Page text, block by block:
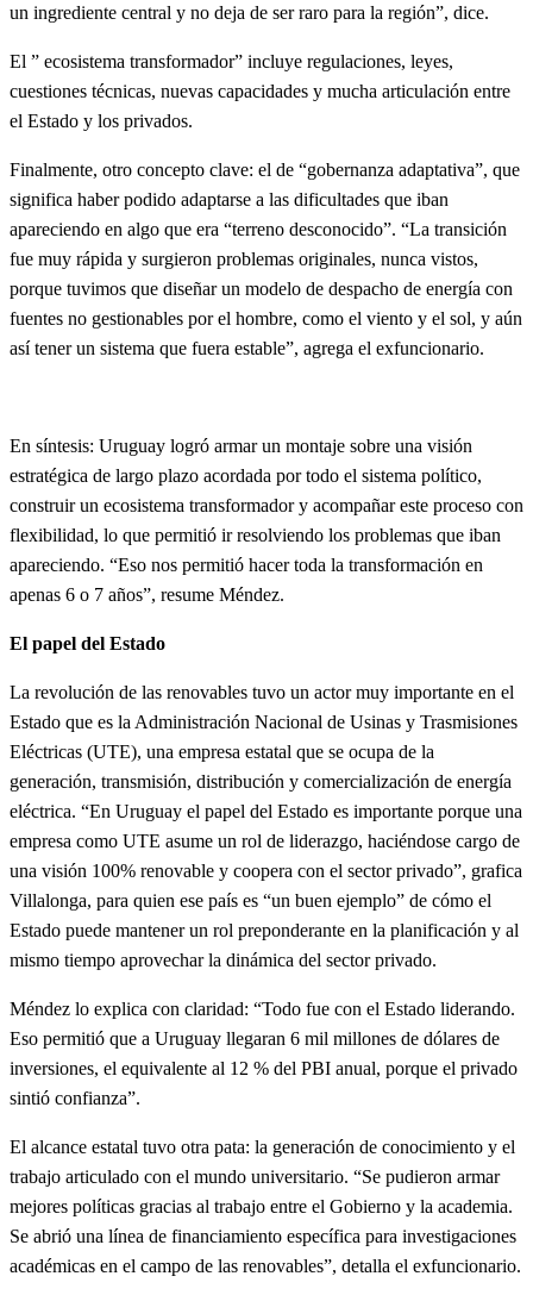
un ingrediente central y no deja de ser raro para la región”, dice.
El ” ecosistema transformador” incluye regulaciones, leyes,
cuestiones técnicas, nuevas capacidades y mucha articulación entre
el Estado y los privados.
Finalmente, otro concepto clave: el de “gobernanza adaptativa”, que
significa haber podido adaptarse a las dificultades que iban
apareciendo en algo que era “terreno desconocido”. “La transición
fue muy rápida y surgieron problemas originales, nunca vistos,
porque tuvimos que diseñar un modelo de despacho de energía con
fuentes no gestionables por el hombre, como el viento y el sol, y aún
así tener un sistema que fuera estable”, agrega el exfuncionario.
En síntesis: Uruguay logró armar un montaje sobre una visión
estratégica de largo plazo acordada por todo el sistema político,
construir un ecosistema transformador y acompañar este proceso con
flexibilidad, lo que permitió ir resolviendo los problemas que iban
apareciendo. “Eso nos permitió hacer toda la transformación en
apenas 6 o 7 años”, resume Méndez.
El papel del Estado
La revolución de las renovables tuvo un actor muy importante en el
Estado que es la Administración Nacional de Usinas y Trasmisiones
Eléctricas (UTE), una empresa estatal que se ocupa de la
generación, transmisión, distribución y comercialización de energía
eléctrica. “En Uruguay el papel del Estado es importante porque una
empresa como UTE asume un rol de liderazgo, haciéndose cargo de
una visión 100% renovable y coopera con el sector privado”, grafica
Villalonga, para quien ese país es “un buen ejemplo” de cómo el
Estado puede mantener un rol preponderante en la planificación y al
mismo tiempo aprovechar la dinámica del sector privado.
Méndez lo explica con claridad: “Todo fue con el Estado liderando.
Eso permitió que a Uruguay llegaran 6 mil millones de dólares de
inversiones, el equivalente al 12 % del PBI anual, porque el privado
sintió confianza”.
El alcance estatal tuvo otra pata: la generación de conocimiento y el
trabajo articulado con el mundo universitario. “Se pudieron armar
mejores políticas gracias al trabajo entre el Gobierno y la academia.
Se abrió una línea de financiamiento específica para investigaciones
académicas en el campo de las renovables”, detalla el exfuncionario.